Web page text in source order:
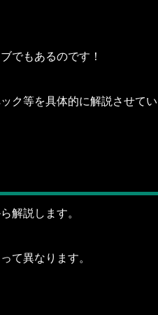
でもあるのです！
ク等を具体的に解説させてい
解説します。
て異なります。